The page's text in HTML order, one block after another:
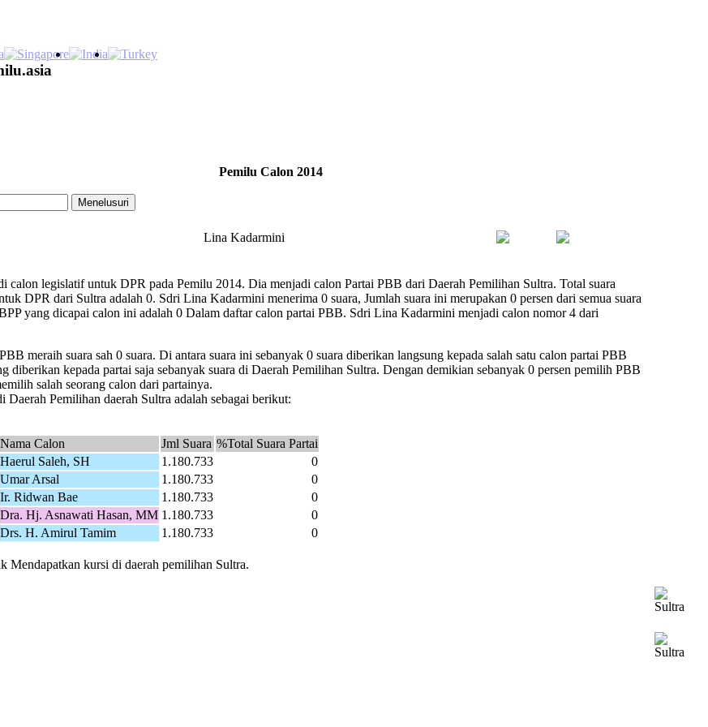
Pemilu Calon 2014
Lina Kadarmini
legislatif untuk DPR pada Pemilu 2014. Dia menjadi calon Partai PBB dari Daerah Pemilihan Sultra. Total suara
DPR dari Sultra adalah 0. Sdri Lina Kadarmini menerima 0 suara, Jumlah suara ini merupakan 0 persen dari semua suara
yang dicapai calon ini adalah 0 Dalam daftar calon partai PBB. Sdri Lina Kadarmini menjadi calon nomor 4 dari
meraih suara sah 0 suara. Di antara suara ini sebanyak 0 suara diberikan langsung kepada salah satu calon partai PBB
diberikan kepada partai saja sebanyak suara di Daerah Pemilihan Sultra. Dengan demikian sebanyak 0 persen pemilih PBB
salah seorang calon dari partainya.
Pemilihan daerah Sultra adalah sebagai berikut:
Nama Calon Jml Suara %Total Suara Partai
Haerul Saleh, SH 1.180.733
0
Umar Arsal 1.180.733
0
Ir. Ridwan Bae 1.180.733
0
Dra. Hj. Asnawati Hasan, MM 1.180.733
0
Drs. H. Amirul Tamim 1.180.733 0
Mendapatkan kursi di daerah pemilihan Sultra.